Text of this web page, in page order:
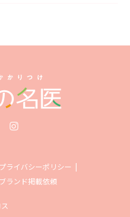
プライバシーポリシー
ブランド掲載依頼